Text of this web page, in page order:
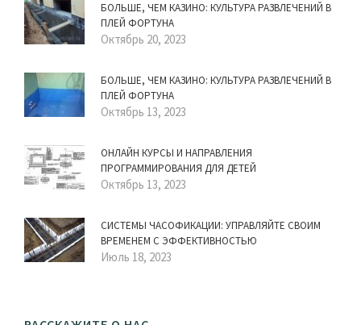
БОЛЬШЕ, ЧЕМ КАЗИНО: КУЛЬТУРА РАЗВЛЕЧЕНИЙ В
ПЛЕЙ ФОРТУНА
Октябрь 20, 2023
БОЛЬШЕ, ЧЕМ КАЗИНО: КУЛЬТУРА РАЗВЛЕЧЕНИЙ В
ПЛЕЙ ФОРТУНА
Октябрь 13, 2023
ОНЛАЙН КУРСЫ И НАПРАВЛЕНИЯ
ПРОГРАММИРОВАНИЯ ДЛЯ ДЕТЕЙ
Октябрь 13, 2023
СИСТЕМЫ ЧАСОФИКАЦИИ: УПРАВЛЯЙТЕ СВОИМ
ВРЕМЕНЕМ С ЭФФЕКТИВНОСТЬЮ
Июль 18, 2023